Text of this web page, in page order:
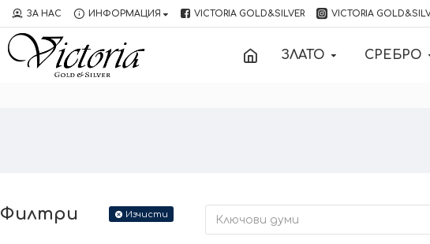
ЗА НАС ИНФОРМАЦИЯ VICTORIA GOLD&SILVER VICTORIA
ЗЛАТО СРЕБРО
Филтри Изчисти